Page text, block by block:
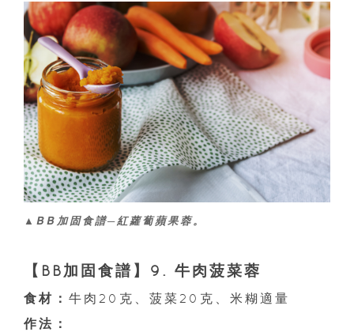
▲BB加固食譜─紅蘿蔔蘋果蓉。
【BB加固食譜】9. 牛肉菠菜蓉
食材： 牛肉20克、菠菜20克、米糊適量
作法：